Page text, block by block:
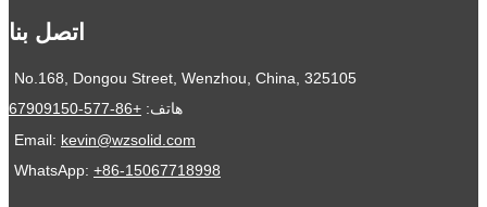
اتصل بنا
No.168, Dongou Street, Wenzhou, China, 325105
هاتف: +86-577-67909150
Email: kevin@wzsolid.com
WhatsApp: +86-15067718998